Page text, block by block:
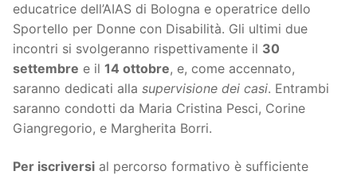
educatrice dell’AIAS di Bologna e operatrice dello
Sportello per Donne con Disabilità. Gli ultimi due
incontri si svolgeranno rispettivamente il 30
settembre e il 14 ottobre, e, come accennato,
saranno dedicati alla supervisione dei casi. Entrambi
saranno condotti da Maria Cristina Pesci, Corine
Giangregorio, e Margherita Borri.
Per iscriversi al percorso formativo è sufficiente